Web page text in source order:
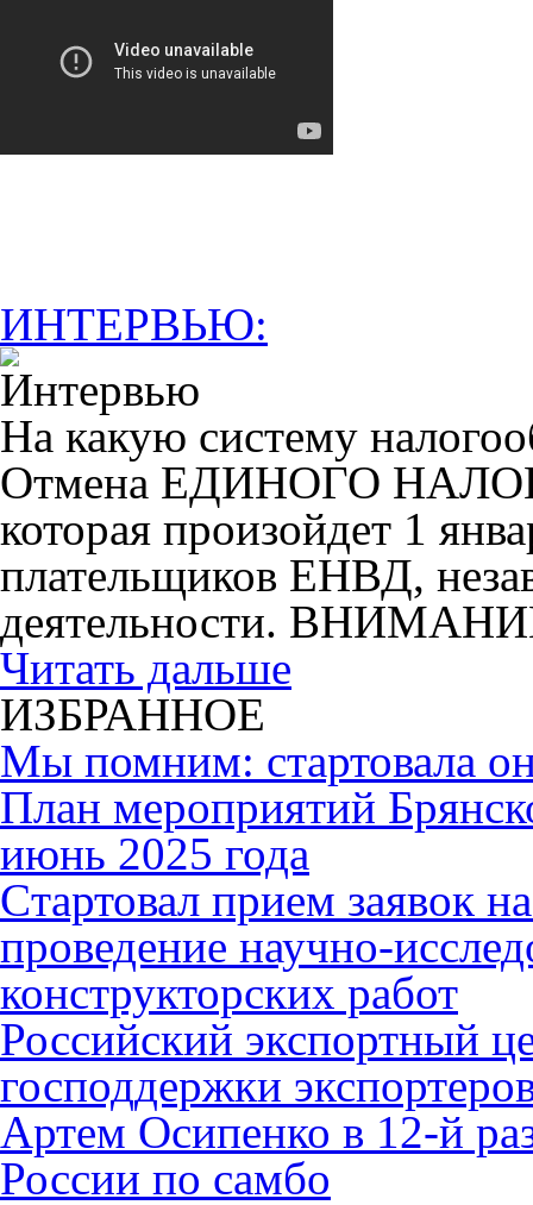
ИНТЕРВЬЮ:
На какую систему
Отмена ЕДИНОГО
которая произойдет 1
плательщиков ЕНВД,
деятельности.
Читать дальше
ИЗБРАННОЕ
Мы помним: стартовала
План мероприятий
июнь 2025 года
Cтартовал прием заявок
проведение научно-
конструкторских работ
Российский экспортный
господдержки
Артем Осипенко в 12-й
России по самбо